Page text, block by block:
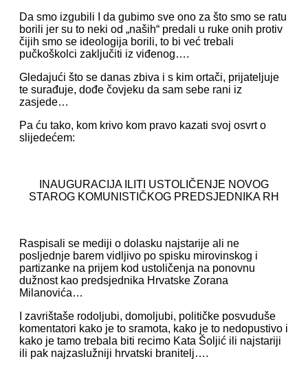
Da smo izgubili I da gubimo sve ono za što smo se ratu
borili jer su to neki od „naših“ predali u ruke onih protiv
čijih smo se ideologija borili, to bi već trebali
pučkoškolci zaključiti iz viđenog….
Gledajući što se danas zbiva i s kim ortači, prijateljuje
te surađuje, dođe čovjeku da sam sebe rani iz
zasjede…
Pa ću tako, kom krivo kom pravo kazati svoj osvrt o
slijedećem:
INAUGURACIJA ILITI USTOLIČENJE NOVOG
STAROG KOMUNISTIČKOG PREDSJEDNIKA RH
Raspisali se mediji o dolasku najstarije ali ne
posljednje barem vidljivo po spisku mirovinskog i
partizanke na prijem kod ustoličenja na ponovnu
dužnost kao predsjednika Hrvatske Zorana
Milanovića…
I zavrištaše rodoljubi, domoljubi, političke posvuduše
komentatori kako je to sramota, kako je to nedopustivo i
kako je tamo trebala biti recimo Kata Šoljić ili najstariji
ili pak najzaslužniji hrvatski branitelj….